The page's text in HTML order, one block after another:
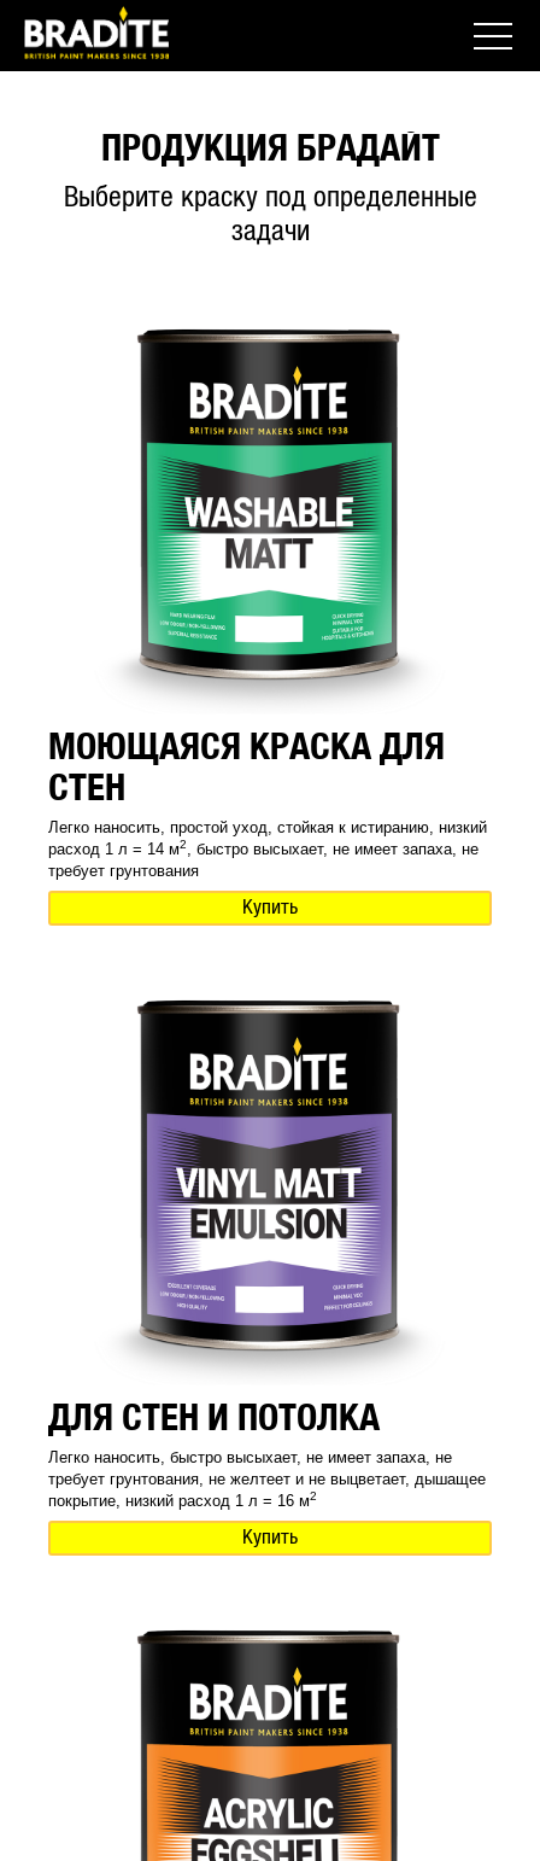
ПРОДУКЦИЯ БРАДАЙТ
Выберите краску под определенные
задачи
МОЮЩАЯСЯ КРАСКА ДЛЯ
СТЕН
Легко наносить, простой уход, стойкая к истиранию, низкий
расход 1 л = 14 м2
, быстро высыхает, не имеет запаха, не
требует грунтования
Купить
ДЛЯ СТЕН И ПОТОЛКА
Легко наносить, быстро высыхает, не имеет запаха, не
требует грунтования, не желтеет и не выцветает, дышащее
покрытие, низкий расход 1 л = 16 м2
Купить